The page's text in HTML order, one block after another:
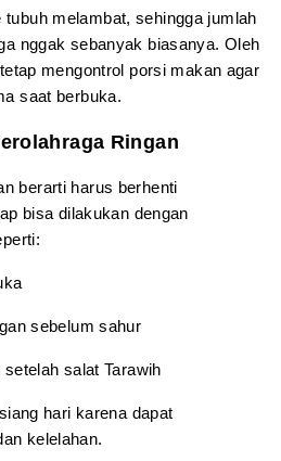
melambat, sehingga jumlah
nggak sebanyak biasanya. Oleh
mengontrol porsi makan agar
saat berbuka.
Ringan
berarti harus berhenti
bisa dilakukan dengan
sebelum sahur
salat Tarawih
hari karena dapat
kelelahan.